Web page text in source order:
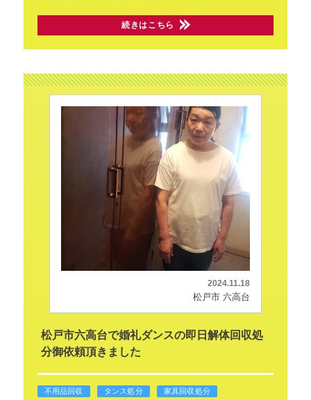
続きはこちら
2024.11.18
松戸市 六高台
松戸市六高台で婚礼ダンスの即日解体回収処
分御依頼頂きました
不用品回収 タンス処分 家具回収処分